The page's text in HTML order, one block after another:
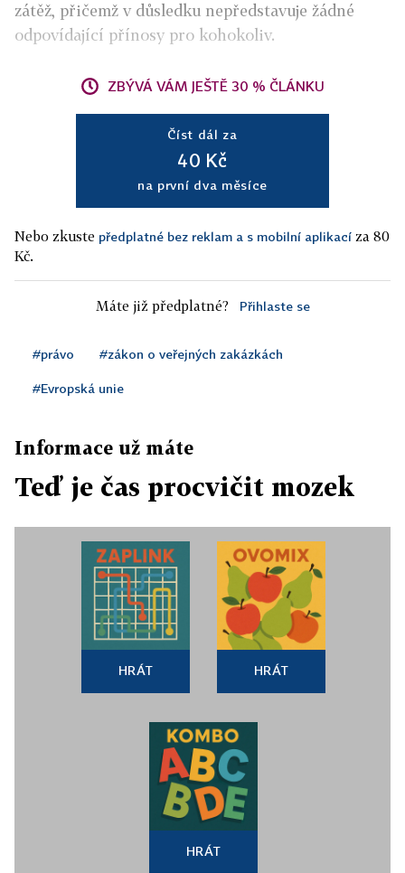
zátěž, přičemž v důsledku nepředstavuje žádné
odpovídající přínosy pro kohokoliv.
ZBÝVÁ VÁM JEŠTĚ 30 % ČLÁNKU
Číst dál za
40 Kč
na první dva měsíce
Nebo zkuste předplatné bez reklam a s mobilní aplikací za 80
Kč.
Máte již předplatné? Přihlaste se
#právo #zákon o veřejných zakázkách
#Evropská unie
Informace už máte
Teď je čas procvičit mozek
HRÁT HRÁT
HRÁT